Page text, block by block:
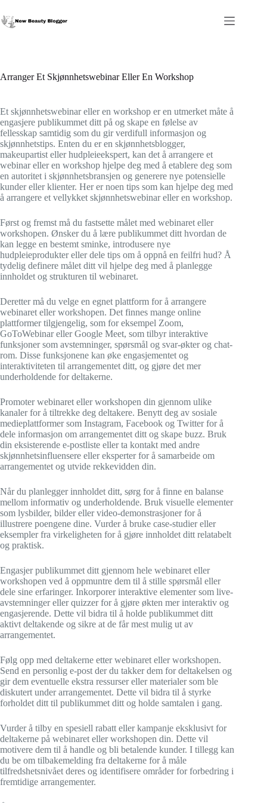
til
innholdet
Arranger Et Skjønnhetswebinar Eller En Workshop
Et skjønnhetswebinar eller en workshop er en utmerket måte å
engasjere publikummet ditt på og skape en følelse av
fellesskap samtidig som du gir verdifull informasjon og
skjønnhetstips. Enten du er en skjønnhetsblogger,
makeupartist eller hudpleieekspert, kan det å arrangere et
webinar eller en workshop hjelpe deg med å etablere deg som
en autoritet i skjønnhetsbransjen og generere nye potensielle
kunder eller klienter. Her er noen tips som kan hjelpe deg med
å arrangere et vellykket skjønnhetswebinar eller en workshop.
Først og fremst må du fastsette målet med webinaret eller
workshopen. Ønsker du å lære publikummet ditt hvordan de
kan legge en bestemt sminke, introdusere nye
hudpleieprodukter eller dele tips om å oppnå en feilfri hud? Å
tydelig definere målet ditt vil hjelpe deg med å planlegge
innholdet og strukturen til webinaret.
Deretter må du velge en egnet plattform for å arrangere
webinaret eller workshopen. Det finnes mange online
plattformer tilgjengelig, som for eksempel Zoom,
GoToWebinar eller Google Meet, som tilbyr interaktive
funksjoner som avstemninger, spørsmål og svar-økter og chat-
rom. Disse funksjonene kan øke engasjementet og
interaktiviteten til arrangementet ditt, og gjøre det mer
underholdende for deltakerne.
Promoter webinaret eller workshopen din gjennom ulike
kanaler for å tiltrekke deg deltakere. Benytt deg av sosiale
medieplattformer som Instagram, Facebook og Twitter for å
dele informasjon om arrangementet ditt og skape buzz. Bruk
din eksisterende e-postliste eller ta kontakt med andre
skjønnhetsinfluensere eller eksperter for å samarbeide om
arrangementet og utvide rekkevidden din.
Når du planlegger innholdet ditt, sørg for å finne en balanse
mellom informativ og underholdende. Bruk visuelle elementer
som lysbilder, bilder eller video-demonstrasjoner for å
illustrere poengene dine. Vurder å bruke case-studier eller
eksempler fra virkeligheten for å gjøre innholdet ditt relatabelt
og praktisk.
Engasjer publikummet ditt gjennom hele webinaret eller
workshopen ved å oppmuntre dem til å stille spørsmål eller
dele sine erfaringer. Inkorporer interaktive elementer som live-
avstemninger eller quizzer for å gjøre økten mer interaktiv og
engasjerende. Dette vil bidra til å holde publikummet ditt
aktivt deltakende og sikre at de får mest mulig ut av
arrangementet.
Følg opp med deltakerne etter webinaret eller workshopen.
Send en personlig e-post der du takker dem for deltakelsen og
gir dem eventuelle ekstra ressurser eller materialer som ble
diskutert under arrangementet. Dette vil bidra til å styrke
forholdet ditt til publikummet ditt og holde samtalen i gang.
Vurder å tilby en spesiell rabatt eller kampanje eksklusivt for
deltakerne på webinaret eller workshopen din. Dette vil
motivere dem til å handle og bli betalende kunder. I tillegg kan
du be om tilbakemelding fra deltakerne for å måle
tilfredshetsnivået deres og identifisere områder for forbedring i
fremtidige arrangementer.